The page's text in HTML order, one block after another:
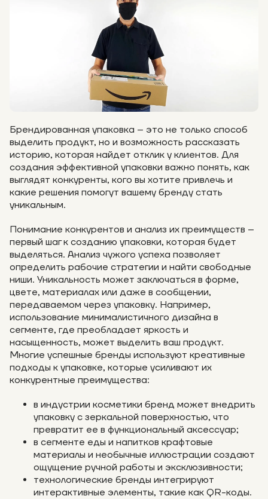
Брендированная упаковка – это не только способ
выделить продукт, но и возможность рассказать
историю, которая найдет отклик у клиентов. Для
создания эффективной упаковки важно понять, как
выглядят конкуренты, кого вы хотите привлечь и
какие решения помогут вашему бренду стать
уникальным.
Понимание конкурентов и анализ их преимуществ –
первый шаг к созданию упаковки, которая будет
выделяться. Анализ чужого успеха позволяет
определить рабочие стратегии и найти свободные
ниши. Уникальность может заключаться в форме,
цвете, материалах или даже в сообщении,
передаваемом через упаковку. Например,
использование минималистичного дизайна в
сегменте, где преобладает яркость и
насыщенность, может выделить ваш продукт.
Многие успешные бренды используют креативные
подходы к упаковке, которые усиливают их
конкурентные преимущества:
в индустрии косметики бренд может внедрить
упаковку с зеркальной поверхностью, что
превратит ее в функциональный аксессуар;
в сегменте еды и напитков крафтовые
материалы и необычные иллюстрации создают
ощущение ручной работы и эксклюзивности;
технологические бренды интегрируют
интерактивные элементы, такие как QR-коды.